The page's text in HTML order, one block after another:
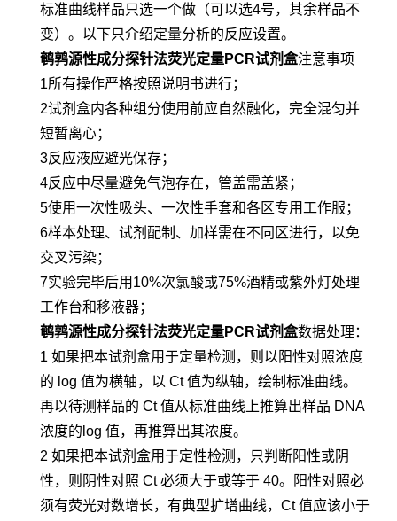
标准曲线样品只选一个做（可以选4号，其余样品不
变）。以下只介绍定量分析的反应设置。
鹌鹑源性成分探针法荧光定量PCR试剂盒注意事项
1所有操作严格按照说明书进行；
2试剂盒内各种组分使用前应自然融化，完全混匀并
短暂离心；
3反应液应避光保存；
4反应中尽量避免气泡存在，管盖需盖紧；
5使用一次性吸头、一次性手套和各区专用工作服；
6样本处理、试剂配制、加样需在不同区进行，以免
交叉污染；
7实验完毕后用10%次氯酸或75%酒精或紫外灯处理
工作台和移液器；
鹌鹑源性成分探针法荧光定量PCR试剂盒数据处理：
1 如果把本试剂盒用于定量检测，则以阳性对照浓度
的 log 值为横轴，以 Ct 值为纵轴，绘制标准曲线。
再以待测样品的 Ct 值从标准曲线上推算出样品 DNA
浓度的log 值，再推算出其浓度。
2 如果把本试剂盒用于定性检测，只判断阳性或阴
性，则阴性对照 Ct 必须大于或等于 40。阳性对照必
须有荧光对数增长，有典型扩增曲线，Ct 值应该小于